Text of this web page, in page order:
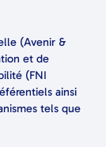
(Avenir &
et de
(FNI
ainsi
tels que